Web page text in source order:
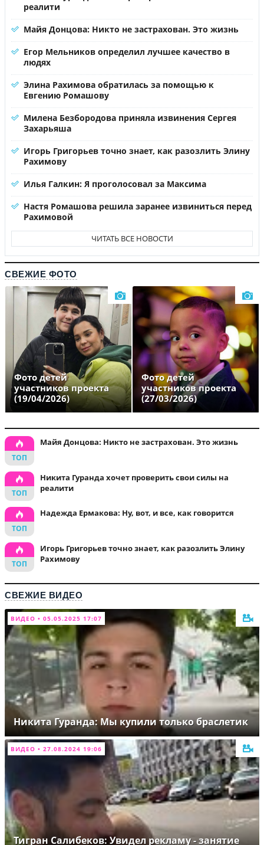
реалити
Майя Донцова: Никто не застрахован. Это жизнь
Егор Мельников определил лучшее качество в
людях
Элина Рахимова обратилась за помощью к
Евгению Ромашову
Милена Безбородова приняла извинения Сергея
Захарьяша
Игорь Григорьев точно знает, как разозлить Элину
Рахимову
Илья Галкин: Я проголосовал за Максима
Настя Ромашова решила заранее извиниться перед
Рахимовой
ЧИТАТЬ ВСЕ НОВОСТИ
СВЕЖИЕ ФОТО
Фото детей
участников проекта
(19/04/2026)
Фото детей
участников проекта
(27/03/2026)
Майя Донцова: Никто не застрахован. Это жизнь
Никита Гуранда хочет проверить свои силы на
реалити
Надежда Ермакова: Ну, вот, и все, как говорится
Игорь Григорьев точно знает, как разозлить Элину
Рахимову
СВЕЖИЕ ВИДЕО
ВИДЕО • 05.05.2025 17:07
Никита Гуранда: Мы купили только браслетик
ВИДЕО • 27.08.2024 19:06
Тигран Салибеков: Увидел рекламу - занятие